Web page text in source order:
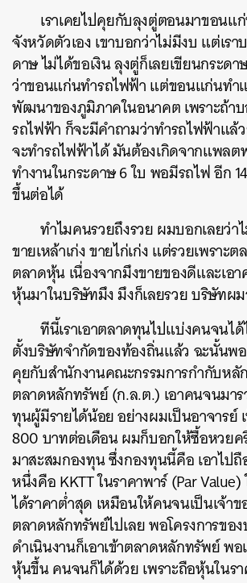
เราเคยไปคุยกับลุงตู่ตอนมาขอน
จังหวัดตัวเอง เขาบอกว่าไม่มีงบ แต่เรา
ดาษ ไม่ได้ขอเงิน ลุงตู่ก็เลยเขียนกระดา
ว่าขอนแก่นทำรถไฟฟ้า แต่ขอนแก่นทำ
พัฒนาของภูมิภาคในอนาคต เพราะถ้า
รถไฟฟ้า ก็จะมีคำถามว่าทำรถไฟฟ้าแล้
จะทำรถไฟฟ้าได้ มันต้องเกิดจากแพลต
ทำงานในกระดาษ 6 ใบ พอมีรถไฟ อีก
ขึ้นต่อได้
ทำไมคนรวยถึงรวย ผมบอกเลยว่า
ขายเหล้าเก่ง ขายไก่เก่ง แต่รวยเพราะ
ตลาดหุ้น เนื่องจากมึงขายของดีและเอ
หุ้นมาในบริษัทมึง มึงก็เลยรวย บริษัทผ
ทีนี้เราเอาตลาดทุนไปแบ่งคนจนไ
ตั้งบริษัทจำกัดของท้องถิ่นแล้ว ฉะนั้นพ
คุยกับสำนักงานคณะกรรมการกำกับหลั
ตลาดหลักทรัพย์ (ก.ล.ต.) เอาคนจนมา
ทุนผู้มีรายได้น้อย อย่างผมเป็นอาจาร
800 บาทต่อเดือน ผมก็บอกให้ซื้อหวยค
มาสะสมกองทุน ซึ่งกองทุนนี้คือ เอาไป
หนึ่งคือ KKTT ในราคาพาร์ (Par
ได้ราคาต่ำสุด เหมือนให้คนจนเป็นเจ้า
ตลาดหลักทรัพย์ไปเลย พอโครงการขอ
ดำเนินงานก็เอาเข้าตลาดหลักทรัพย์ พ
หุ้นขึ้น คนจนก็ได้ด้วย เพราะถือหุ้นในรา